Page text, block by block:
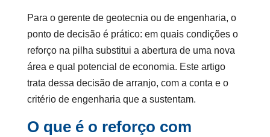
Para o gerente de geotecnia ou de engenharia, o
ponto de decisão é prático: em quais condições o
reforço na pilha substitui a abertura de uma nova
área e qual potencial de economia. Este artigo
trata dessa decisão de arranjo, com a conta e o
critério de engenharia que a sustentam.
O que é o reforço com